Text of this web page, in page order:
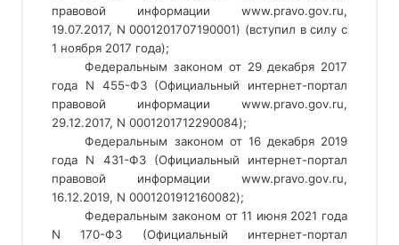
правовой информации www.pravo.gov.ru,
19.07.2017, N 0001201707190001) (вступил в силу с
1 ноября 2017 года);
Федеральным законом от 29 декабря 2017
года N 455-ФЗ (Официальный интернет-портал
правовой информации www.pravo.gov.ru,
29.12.2017, N 0001201712290084);
Федеральным законом от 16 декабря 2019
года N 431-ФЗ (Официальный интернет-портал
правовой информации www.pravo.gov.ru,
16.12.2019, N 0001201912160082);
Федеральным законом от 11 июня 2021 года
N 170-ФЗ (Официальный интернет-портал